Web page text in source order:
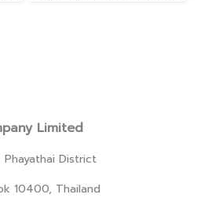
Limited
District
10400, Thailand